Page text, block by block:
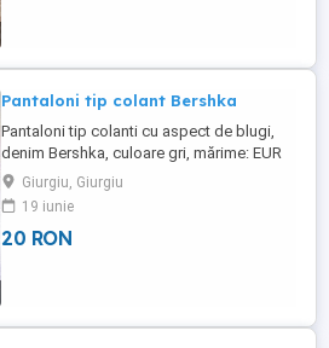
Pantaloni tip colant Bershka
Pantaloni tip colanti cu aspect de blugi,
denim Bershka, culoare gri, mărime: EUR
34, IT 38, UK 6, MEX 24, material: 98 %
bumbac si 2 % elastan, cu elastic si la
partea de jos. Au 68 cm pe talie, 97 cm
lungime si 81-82 cm lungimea interioară a
Giurgiu, Giurgiu
19 iunie
20 RON